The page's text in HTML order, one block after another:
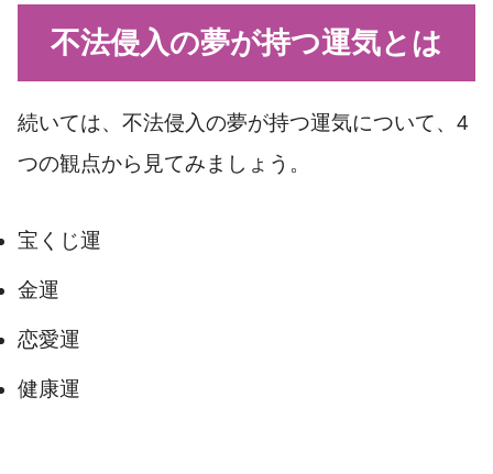
不法侵入の夢が持つ運気とは
続いては、不法侵入の夢が持つ運気について、4
つの観点から見てみましょう。
宝くじ運
金運
恋愛運
健康運